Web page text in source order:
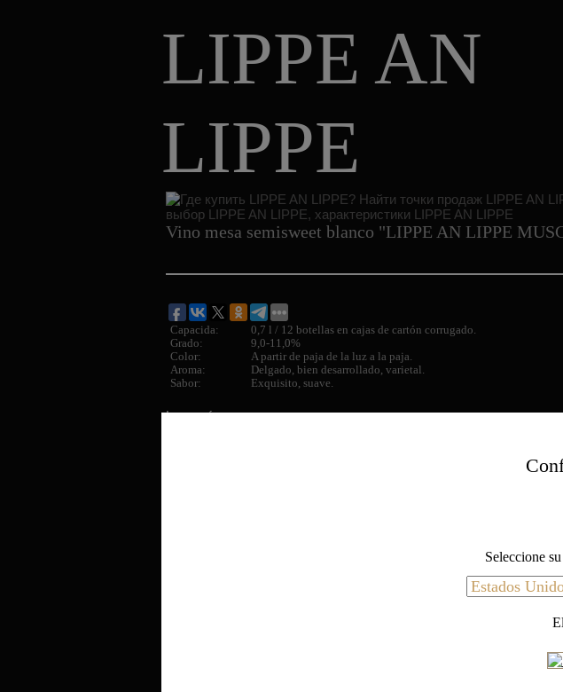
Seleccione
LIPPE AN
LIPPE
Vino mesa semisweet blanco "LIPPE AN LIPPE
Capacida:
0,7 l / 12 botellas en cajas de cartón corrugado.
Grado:
9,0-11,0%
Color:
A partir de paja de la luz a la paja.
Aroma:
Delgado, bien desarrollado, varietal.
Sabor:
Exquisito, suave.
Leer más